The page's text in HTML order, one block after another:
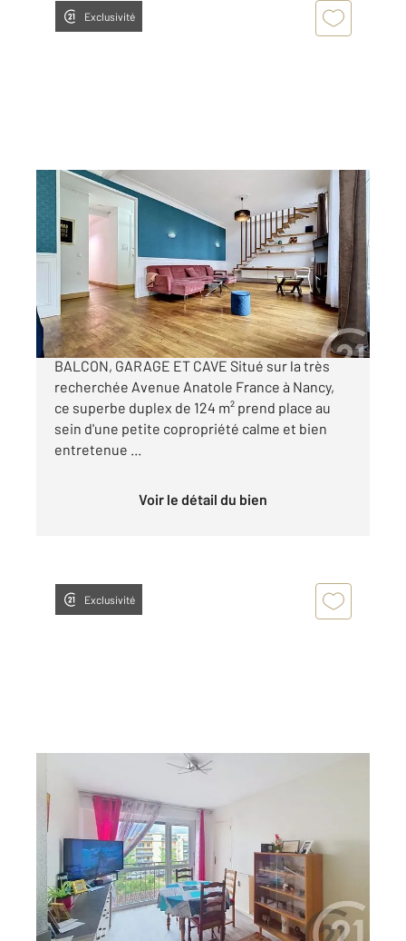
Exclusivité
NANCY 54
122,60 m2, 5 pièces
Ref : 39914
Appartement F4 à vendre
379 000 €
RARE À LA VENTE DUPLEX 124 m² AVEC
BALCON, GARAGE ET CAVE Situé sur la très
recherchée Avenue Anatole France à Nancy,
ce superbe duplex de 124 m² prend place au
sein d'une petite copropriété calme et bien
entretenue ...
Voir le détail du bien
Exclusivité
39,32 m2, 2 pièces
Ref : 39263
Appartement F2 à vendre
78 000 €
Visiter le site dédié